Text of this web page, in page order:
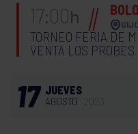
17:00h
TORNEO FERIA DE
VENTA LOS PROBES
17 JUEVES
AGOSTO